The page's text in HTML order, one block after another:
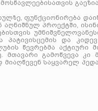
ფუნქციონირება
პროექტში,
პატივისცემის და
წევრებმა აქტიური
მთავარი გამოწვევა კი
საყვარელ